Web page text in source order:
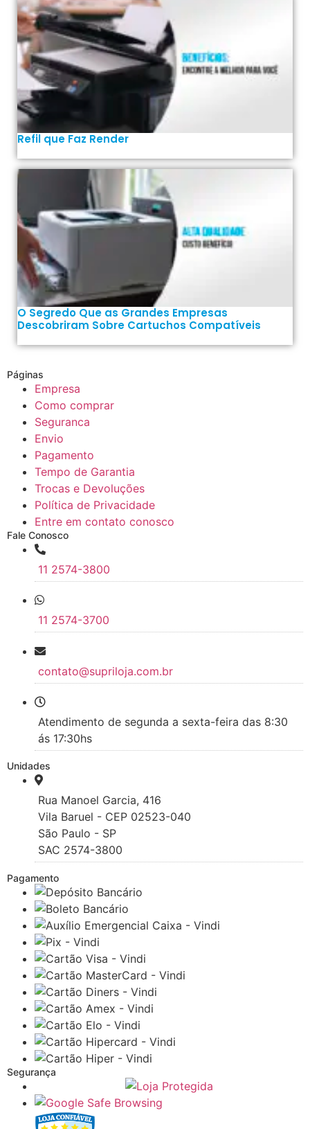
Refil que Faz Render
O Segredo Que as Grandes Empresas
Descobriram Sobre Cartuchos Compatíveis
Páginas
Empresa
Como comprar
Seguranca
Envio
Pagamento
Tempo de Garantia
Trocas e Devoluções
Política de Privacidade
Entre em contato conosco
Fale Conosco
11 2574-3800
11 2574-3700
contato@supriloja.com.br
Atendimento de segunda a sexta-feira das 8:30
ás 17:30hs
Unidades
Rua Manoel Garcia, 416
Vila Baruel - CEP 02523-040
São Paulo - SP
SAC 2574-3800
Pagamento
Segurança